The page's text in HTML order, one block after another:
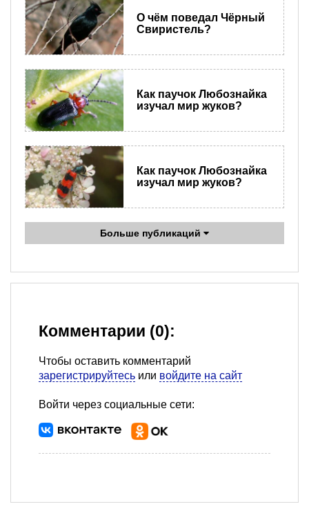
О чём поведал Чёрный
Свиристель?
Как паучок Любознайка
изучал мир жуков?
Как паучок Любознайка
изучал мир жуков?
Больше публикаций
Комментарии (0):
Чтобы оставить комментарий
зарегистрируйтесь или войдите на сайт
Войти через социальные сети: